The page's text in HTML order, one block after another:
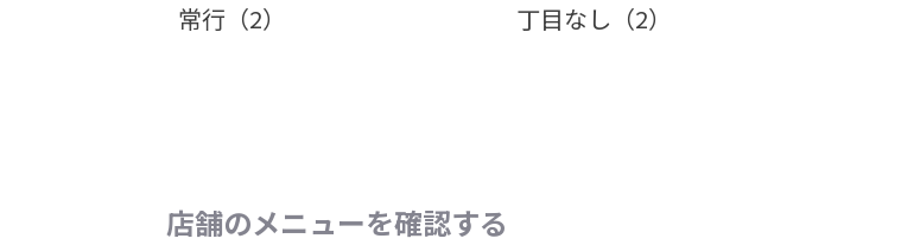
常行（2） 丁目なし（2）
店舗のメニューを確認する